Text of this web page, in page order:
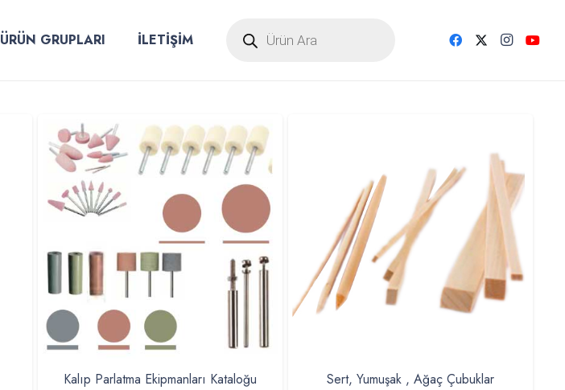
ÜRÜN GRUPLARI İLETİŞİM search
Kalıp Parlatma Ekipmanları Kataloğu Sert, Yumuşak , Ağaç Çubuklar